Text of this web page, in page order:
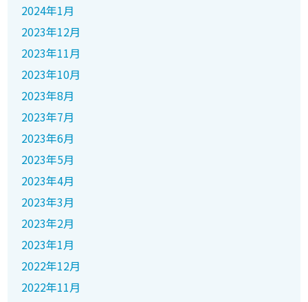
2024年1月
2023年12月
2023年11月
2023年10月
2023年8月
2023年7月
2023年6月
2023年5月
2023年4月
2023年3月
2023年2月
2023年1月
2022年12月
2022年11月